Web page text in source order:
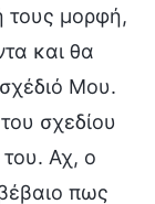
τους μορφή,
και θα
Μου.
σχεδίου
Αχ, ο
πως